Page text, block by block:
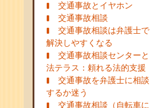
交通事故とイヤホン
交通事故相談
交通事故相談は弁護士で
解決しやすくなる
交通事故相談センターと
法テラス：頼れる法的支援
交通事故を弁護士に相談
するか迷う
交通事故相談（自転車に